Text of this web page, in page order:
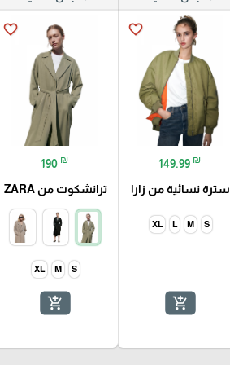
favorite_border
149.99 ₪
سترة نسائية من زارا
S
M
L
XL
add_shopping_cart
favorite_border
190 ₪
ترانشكوت من ZARA
S
M
XL
add_shopping_cart